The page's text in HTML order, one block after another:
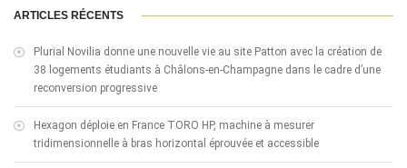
ARTICLES RÉCENTS
Plurial Novilia donne une nouvelle vie au site Patton avec la création de
38 logements étudiants à Châlons-en-Champagne dans le cadre d’une
reconversion progressive
Hexagon déploie en France TORO HP, machine à mesurer
tridimensionnelle à bras horizontal éprouvée et accessible